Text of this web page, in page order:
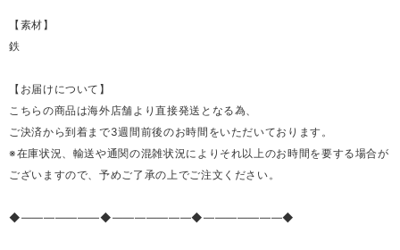
【素材】
鉄
【お届けについて】
こちらの商品は海外店舗より直接発送となる為、
ご決済から到着まで3週間前後のお時間をいただいております。
※在庫状況、輸送や通関の混雑状況によりそれ以上のお時間を要する場合が
ございますので、予めご了承の上でご注文ください。
◆―――――――◆―――――――◆―――――――◆